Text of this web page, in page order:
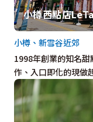
小樽西點店
1998年創業的知名
作、入口即化的現做
小樽、新雪谷近郊